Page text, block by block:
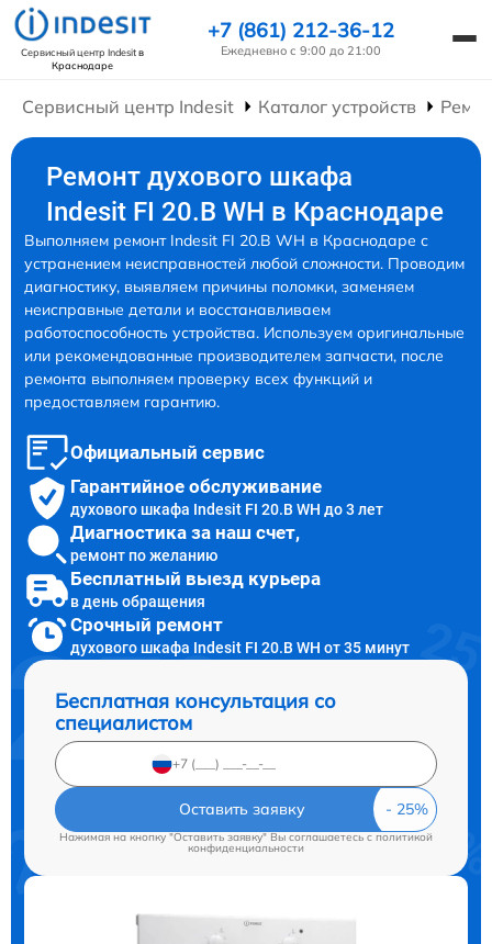
Сервисный центр Indesitв
Краснодаре
+7 (861) 212-36-12
Ежедневно с 9:00 до 21:00
Сервисный центр Indesit Каталог устройств
Ремонт духового шкафа
Indesit FI 20.B WH в Краснодаре
Выполняем ремонт Indesit FI 20.B WH в Краснодаре с
устранением неисправностей любой сложности. Проводим
диагностику, выявляем причины поломки, заменяем
неисправные детали и восстанавливаем
работоспособность устройства. Используем оригинальные
или рекомендованные производителем запчасти, после
ремонта выполняем проверку всех функций и
предоставляем гарантию.
Официальный сервис
Гарантийное обслуживание
духового шкафа Indesit FI 20.B WH до 3 лет
Диагностика за наш счет,
ремонт по желанию
Бесплатный выезд курьера
в день обращения
Срочный ремонт
духового шкафа Indesit FI 20.B WH от 35 минут
Бесплатная консультация со
специалистом
Оставить заявку
Нажимая на кнопку "Оставить заявку" Вы соглашаетесь cполитикой
конфиденциальности